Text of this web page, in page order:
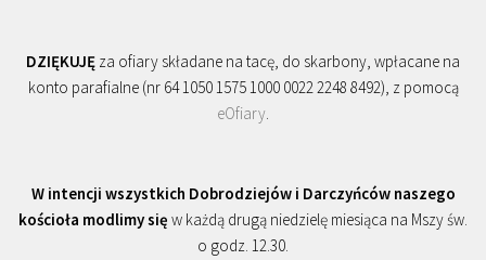
DZIĘKUJĘ za ofiary składane na tacę, do skarbony, wpłacane na
konto parafialne (nr 64 1050 1575 1000 0022 2248 8492), z pomocą
eOfiary
W intencji wszystkich Dobrodziejów i Darczyńców naszego
kościoła modlimy się w każdą drugą niedzielę miesiąca na Mszy św.
o godz. 12.30.